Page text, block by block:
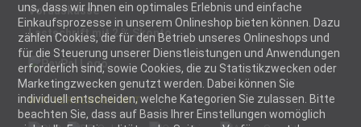
uns, dass wir Ihnen ein optimales Erlebnis und einfache
Einkaufsprozesse in unserem Onlineshop bieten können. Dazu
zählen Cookies, die für den Betrieb unseres Onlineshops und
für die Steuerung unserer Dienstleistungen und Anwendungen
erforderlich sind, sowie Cookies, die zu Statistikzwecken oder
Marketingzwecken genutzt werden. Dabei können Sie
individuell entscheiden, welche Kategorien Sie zulassen. Bitte
beachten Sie, dass auf Basis Ihrer Einstellungen womöglich
Vorauskasse
Lastschrift mit 2 % Skonto
WIR VERSENDEN MIT